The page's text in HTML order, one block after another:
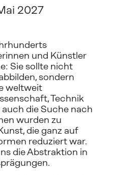
2027
und Künstler
Sie sollte nicht
sondern
weltweit
Technik
die Suche nach
wurden zu
die ganz auf
reduziert war.
die Abstraktion in